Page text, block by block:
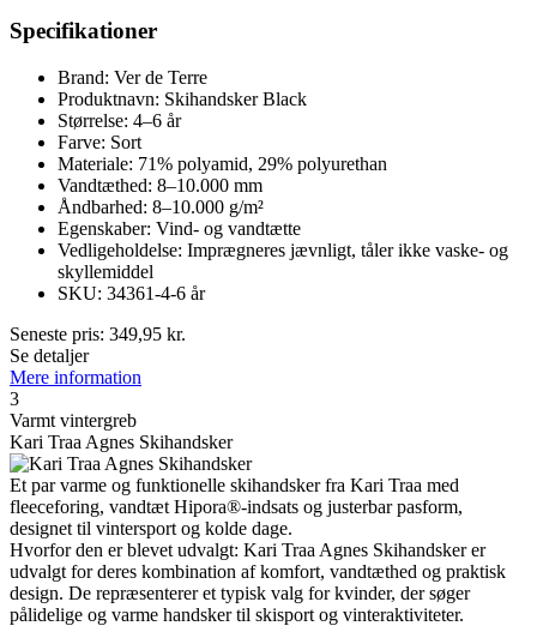
Specifikationer
Brand: Ver de Terre
Produktnavn: Skihandsker Black
Størrelse: 4–6 år
Farve: Sort
Materiale: 71% polyamid, 29% polyurethan
Vandtæthed: 8–10.000 mm
Åndbarhed: 8–10.000 g/m²
Egenskaber: Vind- og vandtætte
Vedligeholdelse: Imprægneres jævnligt, tåler ikke vaske- og
skyllemiddel
SKU: 34361-4-6 år
Seneste pris: 349,95 kr.
Se detaljer
Mere information
3
Varmt vintergreb
Kari Traa Agnes Skihandsker
Et par varme og funktionelle skihandsker fra Kari Traa med
fleeceforing, vandtæt Hipora®-indsats og justerbar pasform,
designet til vintersport og kolde dage.
Hvorfor den er blevet udvalgt: Kari Traa Agnes Skihandsker er
udvalgt for deres kombination af komfort, vandtæthed og praktisk
design. De repræsenterer et typisk valg for kvinder, der søger
pålidelige og varme handsker til skisport og vinteraktiviteter.